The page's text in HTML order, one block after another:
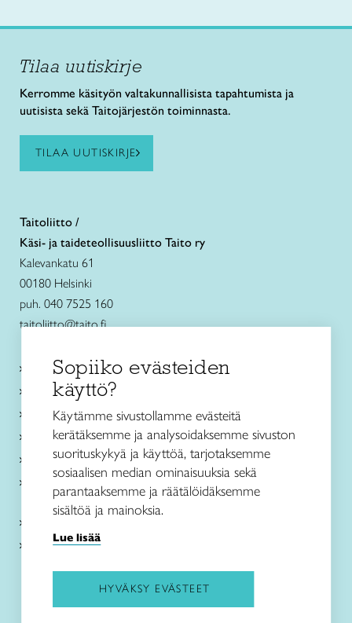
Tilaa uutiskirje
Kerromme käsityön valtakunnallisista tapahtumista ja
uutisista sekä Taitojärjestön toiminnasta.
TILAA UUTISKIRJE
Taitoliitto /
Käsi- ja taideteollisuusliitto Taito ry
Kalevankatu 61
00180 Helsinki
puh. 040 7525 160
taitoliitto@taito.fi
Käsityökurssit ja koulutus
Ajankohtaista
Käsityöohjeet
Me olemme Taito
Paikallinen toiminta
Verkkokaupat
Kirjaudu Arviin
Kirjaudu Taitocampukseen
Sopiiko evästeiden
käyttö?
Käytämme sivustollamme evästeitä
kerätäksemme ja analysoidaksemme sivuston
suorituskykyä ja käyttöä, tarjotaksemme
sosiaalisen median ominaisuuksia sekä
parantaaksemme ja räätälöidäksemme
sisältöä ja mainoksia.
Lue lisää
HYVÄKSY EVÄSTEET